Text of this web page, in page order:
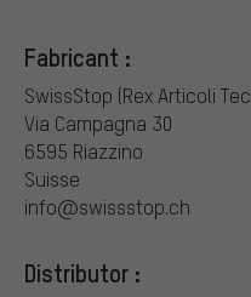
Fabricant :
SwissStop (Rex Articoli
Via Campagna 30
6595 Riazzino
Suisse
info@swissstop.ch
Distributor :